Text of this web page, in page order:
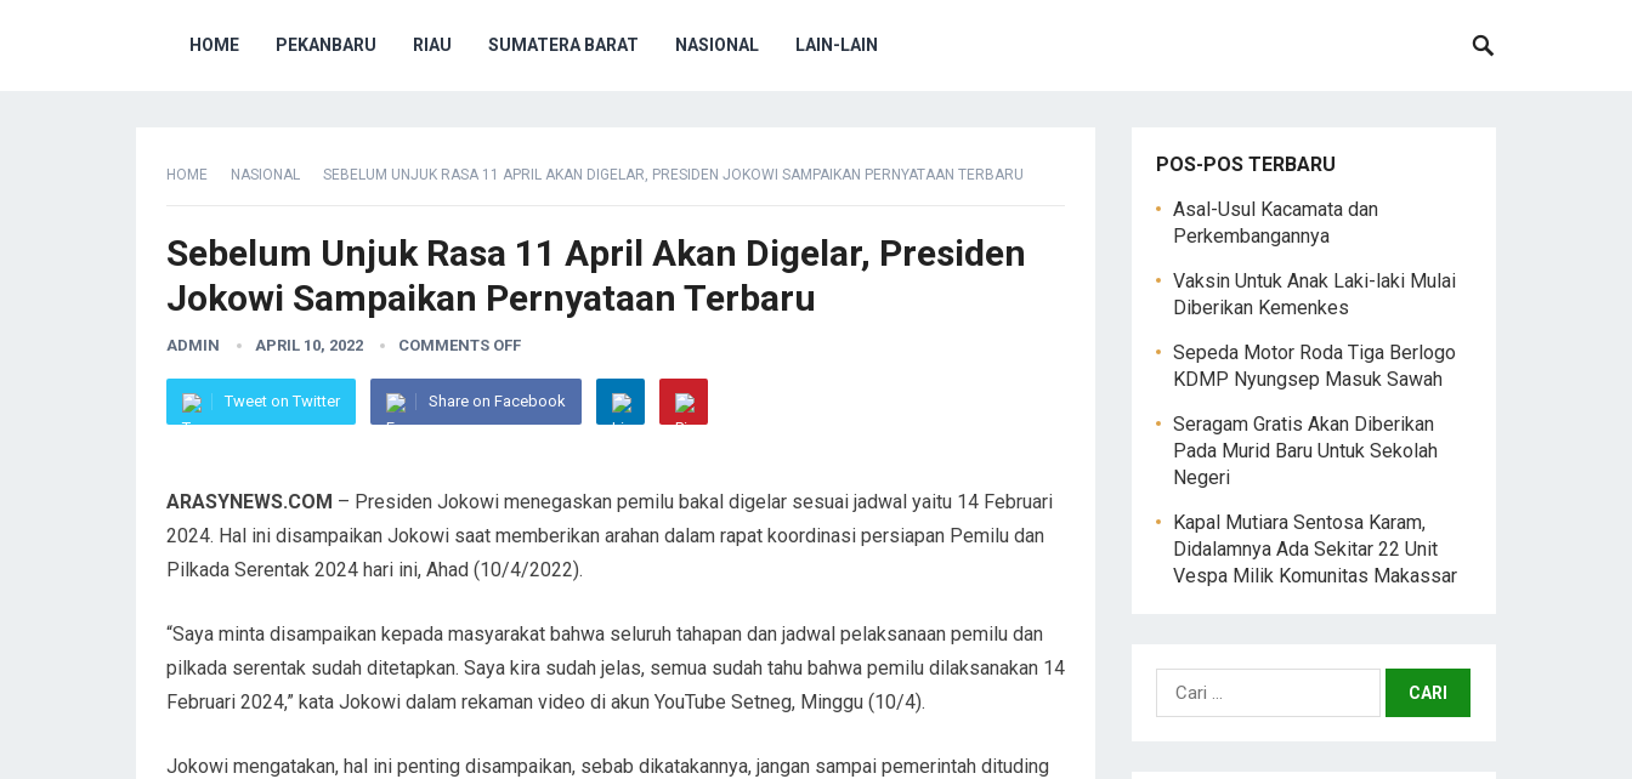
HOME PEKANBARU RIAU SUMATERA BARAT NASIONAL LAIN-LAIN
HOME NASIONAL SEBELUM UNJUK RASA 11 APRIL AKAN DIGELAR, PRESIDEN JOKOWI SAMPAIKAN PERNYATAAN TERBARU
Sebelum Unjuk Rasa 11 April Akan Digelar, Presiden
Jokowi Sampaikan Pernyataan Terbaru
ADMIN APRIL 10, 2022 COMMENTS OFF
Tweet on Twitter Share on Facebook
ARASYNEWS.COM – Presiden Jokowi menegaskan pemilu bakal digelar sesuai jadwal yaitu 14 Februari
2024. Hal ini disampaikan Jokowi saat memberikan arahan dalam rapat koordinasi persiapan Pemilu dan
Pilkada Serentak 2024 hari ini, Ahad (10/4/2022).
“Saya minta disampaikan kepada masyarakat bahwa seluruh tahapan dan jadwal pelaksanaan pemilu dan
pilkada serentak sudah ditetapkan. Saya kira sudah jelas, semua sudah tahu bahwa pemilu dilaksanakan 14
Februari 2024,” kata Jokowi dalam rekaman video di akun YouTube Setneg, Minggu (10/4).
Jokowi mengatakan, hal ini penting disampaikan, sebab dikatakannya, jangan sampai pemerintah dituding
POS-POS TERBARU
Asal-Usul Kacamata dan
Perkembangannya
Vaksin Untuk Anak Laki-laki Mulai
Diberikan Kemenkes
Sepeda Motor Roda Tiga Berlogo
KDMP Nyungsep Masuk Sawah
Seragam Gratis Akan Diberikan
Pada Murid Baru Untuk Sekolah
Negeri
Kapal Mutiara Sentosa Karam,
Didalamnya Ada Sekitar 22 Unit
Vespa Milik Komunitas Makassar
Cari
untuk: